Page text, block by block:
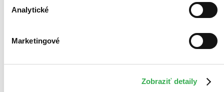
Analytické
Marketingové
Zobraziť detaily